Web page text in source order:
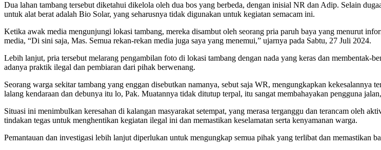
Dua lahan tambang tersebut diketahui dikelola oleh dua bos yang berbeda, dengan inisial NR dan Adip. Selain
untuk alat berat adalah Bio Solar, yang seharusnya tidak digunakan untuk kegiatan semacam ini.
Ketika awak media mengunjungi lokasi tambang, mereka disambut oleh seorang pria paruh baya yang menurut
media, “Di sini saja, Mas. Semua rekan-rekan media juga saya yang menemui,” ujarnya pada Sabtu, 27 Juli 2024.
Lebih lanjut, pria tersebut melarang pengambilan foto di lokasi tambang dengan nada yang keras dan membentak-
adanya praktik ilegal dan pembiaran dari pihak berwenang.
Seorang warga sekitar tambang yang enggan disebutkan namanya, sebut saja WR, mengungkapkan kekesalannya
lalang kendaraan dan debunya itu lo, Pak. Muatannya tidak ditutup terpal, itu sangat membahayakan pengguna
Situasi ini menimbulkan keresahan di kalangan masyarakat setempat, yang merasa terganggu dan terancam oleh
tindakan tegas untuk menghentikan kegiatan ilegal ini dan memastikan keselamatan serta kenyamanan warga.
Pemantauan dan investigasi lebih lanjut diperlukan untuk mengungkap semua pihak yang terlibat dan memastikan